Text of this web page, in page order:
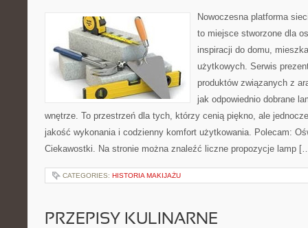
Nowoczesna platforma
to miejsce stworzone dla
inspiracji do domu,
użytkowych. Serwis
produktów związanych z
jak odpowiednio dobrane
wnętrze. To przestrzeń dla tych, którzy cenią piękno, ale
jakość wykonania i codzienny komfort użytkowania. Polecam:
Ciekawostki. Na stronie można znaleźć liczne propozycje lamp
CATEGORIES: HISTORIA MAKIJAŻU
PRZEPISY KULINARNE